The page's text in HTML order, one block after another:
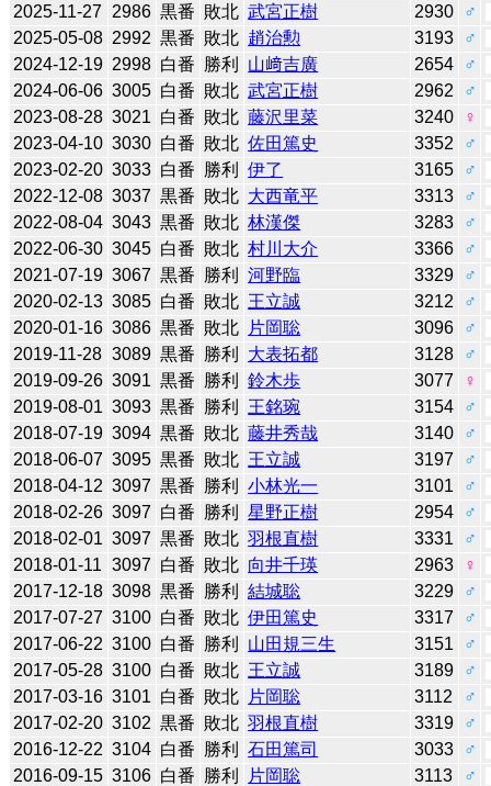
2025-11-27
2986 黒番 敗北 武宮正樹 2930
♂
2025-05-08 2992 黒番 敗北 趙治勲 3193
♂
2024-12-19 2998 白番 勝利 山﨑吉廣 2654
♂
2024-06-06 3005 白番 敗北 武宮正樹 2962
♂
2023-08-28 3021 白番 敗北 藤沢里菜 3240
♀
2023-04-10 3030 白番 敗北 佐田篤史 3352
♂
2023-02-20 3033 白番 勝利 伊了 3165
♂
2022-12-08 3037 黒番 敗北 大西竜平 3313
♂
2022-08-04 3043 黒番 敗北 林漢傑 3283
♂
2022-06-30 3045 白番 敗北 村川大介 3366
♂
2021-07-19 3067 黒番 勝利 河野臨 3329
♂
2020-02-13 3085 白番 敗北 王立誠 3212
♂
2020-01-16 3086 黒番 敗北 片岡聡 3096
♂
2019-11-28 3089 黒番 勝利 大表拓都 3128
♂
2019-09-26 3091 黒番 勝利 鈴木歩 3077
♀
2019-08-01 3093 黒番 勝利 王銘琬 3154
♂
2018-07-19 3094 黒番 敗北 藤井秀哉 3140
♂
2018-06-07 3095 黒番 敗北 王立誠 3197
♂
2018-04-12 3097 黒番 勝利 小林光一 3101
♂
2018-02-26 3097 白番 勝利 星野正樹 2954
♂
2018-02-01 3097 黒番 敗北 羽根直樹 3331
♂
2018-01-11 3097 白番 敗北 向井千瑛 2963
♀
2017-12-18 3098 黒番 勝利 結城聡 3229
♂
2017-07-27 3100 白番 敗北 伊田篤史 3317
♂
2017-06-22 3100 白番 勝利 山田規三生 3151
♂
2017-05-28 3100 白番 敗北 王立誠 3189
♂
2017-03-16 3101 白番 敗北 片岡聡 3112
♂
2017-02-20 3102 黒番 敗北 羽根直樹 3319
♂
2016-12-22 3104 白番 勝利 石田篤司 3033
♂
2016-09-15 3106 白番 勝利 片岡聡 3113
♂